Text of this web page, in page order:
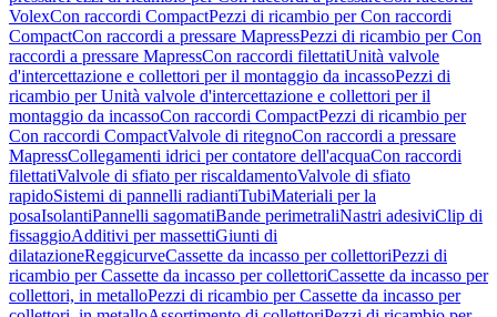
VolexCon raccordi CompactPezzi di ricambio per Con raccordi
CompactCon raccordi a pressare MapressPezzi di ricambio per Con
raccordi a pressare MapressCon raccordi filettatiUnità valvole
d'intercettazione e collettori per il montaggio da incassoPezzi di
ricambio per Unità valvole d'intercettazione e collettori per il
montaggio da incassoCon raccordi CompactPezzi di ricambio per
Con raccordi CompactValvole di ritegnoCon raccordi a pressare
MapressCollegamenti idrici per contatore dell'acquaCon raccordi
filettatiValvole di sfiato per riscaldamentoValvole di sfiato
rapidoSistemi di pannelli radiantiTubiMateriali per la
posaIsolantiPannelli sagomatiBande perimetraliNastri adesiviClip di
fissaggioAdditivi per massettiGiunti di
dilatazioneReggicurveCassette da incasso per collettoriPezzi di
ricambio per Cassette da incasso per collettoriCassette da incasso per
collettori, in metalloPezzi di ricambio per Cassette da incasso per